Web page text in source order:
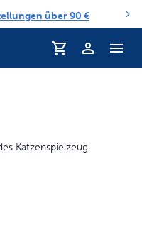
über 90 €
Profil
Katzenspielzeug